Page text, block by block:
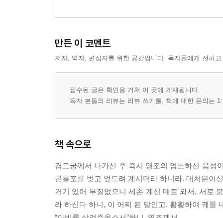
만든 이 코멘트
저자, 역자, 편집자를 위한 공간입니다. 독자들에게 전하
접수된 글은 확인을 거쳐 이 곳에 게재됩니다.
독자 분들의 리뷰는 리뷰 쓰기를, 책에 대한 문의는
책 속으로
경모궁께서 나가신 후 즉시 영조의 엄노하신 음성
곤룡포를 벗고 엎드려 계시더라 하니라. 대처분이
거기 있어 부질없으니 세손 계신 데로 와서, 서로
라 하신다 하니, 이 어찌 된 말인고. 황황하여 궤를